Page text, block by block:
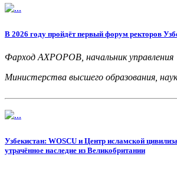
В 2026 году пройдёт первый форум ректоров
Фарход АХРОРОВ, начальник управления
Министерства высшего образования,
Узбекистан: WOSCU и Центр исламской
утрачённое наследие из Великобритании